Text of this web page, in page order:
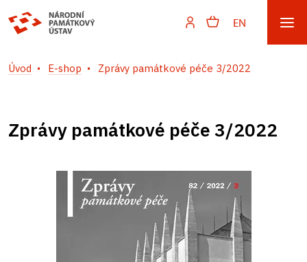
EN
Úvod E-shop Zprávy památkové péče 3/2022
Zprávy památkové péče 3/2022